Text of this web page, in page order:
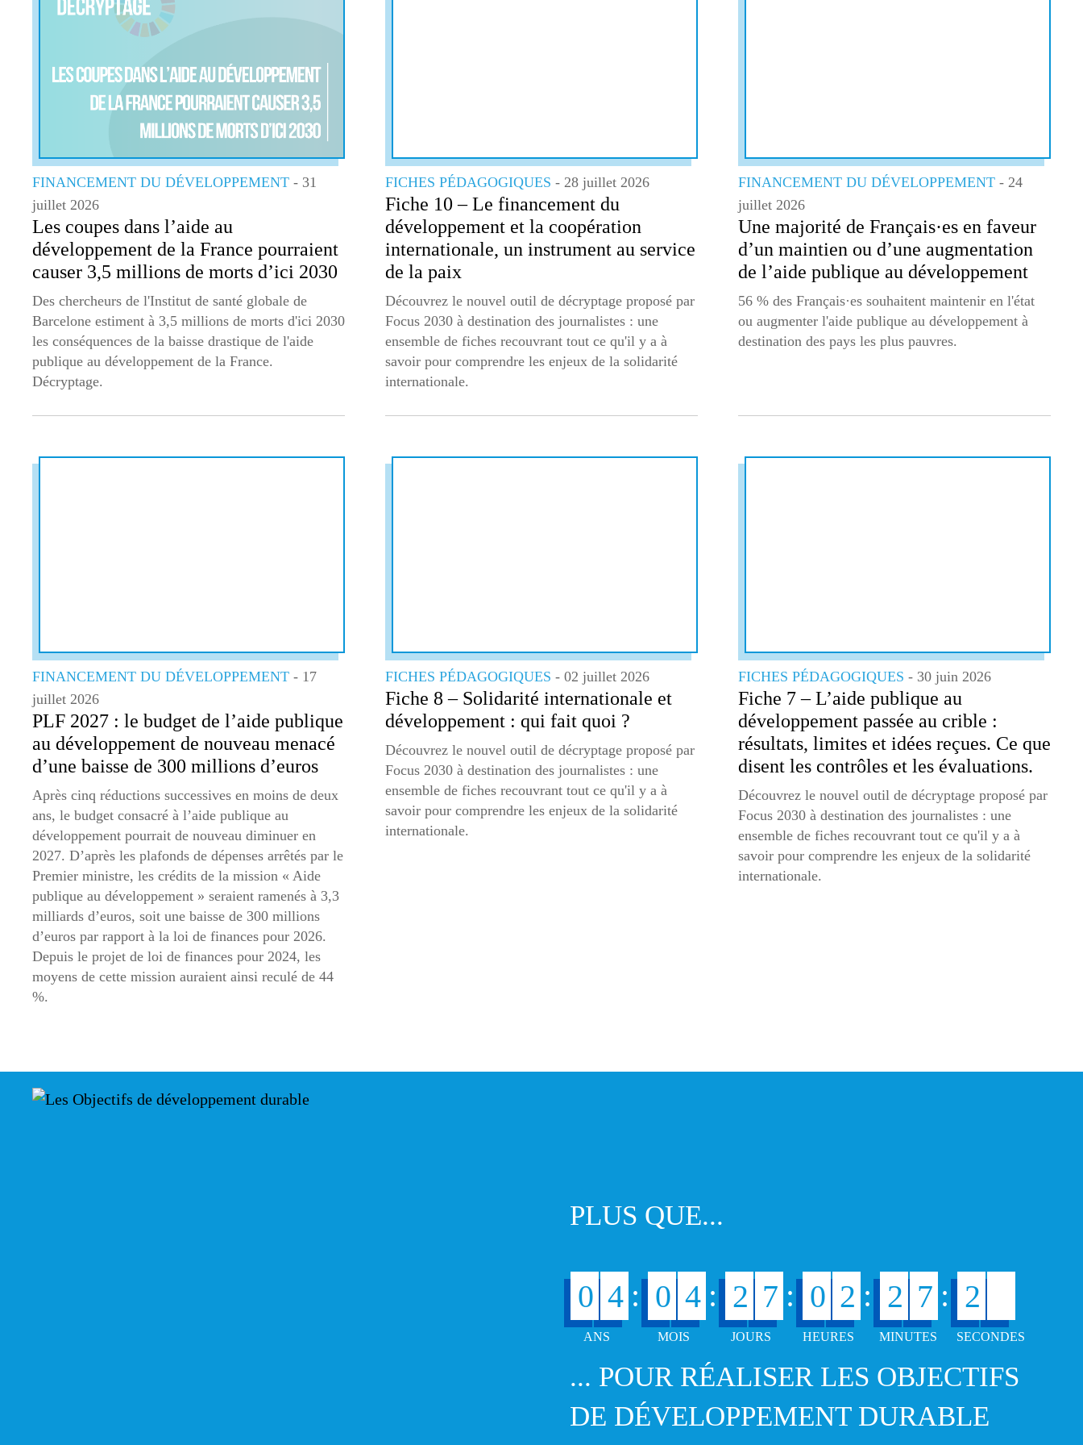
FINANCEMENT DU DÉVELOPPEMENT - 31
juillet 2026
Les coupes dans l’aide au
développement de la France pourraient
causer 3,5 millions de morts d’ici 2030
Des chercheurs de l'Institut de santé globale de
Barcelone estiment à 3,5 millions de morts d'ici 2030
les conséquences de la baisse drastique de l'aide
publique au développement de la France.
Décryptage.
FICHES PÉDAGOGIQUES - 28 juillet 2026
Fiche 10 – Le financement du
développement et la coopération
internationale, un instrument au service
de la paix
Découvrez le nouvel outil de décryptage proposé par
Focus 2030 à destination des journalistes : une
ensemble de fiches recouvrant tout ce qu'il y a à
savoir pour comprendre les enjeux de la solidarité
internationale.
FINANCEMENT DU DÉVELOPPEMENT - 24
juillet 2026
Une majorité de Français·es en faveur
d’un maintien ou d’une augmentation
de l’aide publique au développement
56 % des Français·es souhaitent maintenir en l'état
ou augmenter l'aide publique au développement à
destination des pays les plus pauvres.
FINANCEMENT DU DÉVELOPPEMENT - 17
juillet 2026
PLF 2027 : le budget de l’aide publique
au développement de nouveau menacé
d’une baisse de 300 millions d’euros
Après cinq réductions successives en moins de deux
ans, le budget consacré à l’aide publique au
développement pourrait de nouveau diminuer en
2027. D’après les plafonds de dépenses arrêtés par le
Premier ministre, les crédits de la mission « Aide
publique au développement » seraient ramenés à 3,3
milliards d’euros, soit une baisse de 300 millions
d’euros par rapport à la loi de finances pour 2026.
Depuis le projet de loi de finances pour 2024, les
moyens de cette mission auraient ainsi reculé de 44
%.
FICHES PÉDAGOGIQUES - 02 juillet 2026
Fiche 8 – Solidarité internationale et
développement : qui fait quoi ?
Découvrez le nouvel outil de décryptage proposé par
Focus 2030 à destination des journalistes : une
ensemble de fiches recouvrant tout ce qu'il y a à
savoir pour comprendre les enjeux de la solidarité
internationale.
FICHES PÉDAGOGIQUES - 30 juin 2026
Fiche 7 – L’aide publique au
développement passée au crible :
résultats, limites et idées reçues. Ce que
disent les contrôles et les évaluations.
Découvrez le nouvel outil de décryptage proposé par
Focus 2030 à destination des journalistes : une
ensemble de fiches recouvrant tout ce qu'il y a à
savoir pour comprendre les enjeux de la solidarité
internationale.
PLUS QUE...
0 4 : 0 4 : 2 7 : 0 2 : 2 7 : 2
6
... POUR RÉALISER LES OBJECTIFS
DE DÉVELOPPEMENT DURABLE